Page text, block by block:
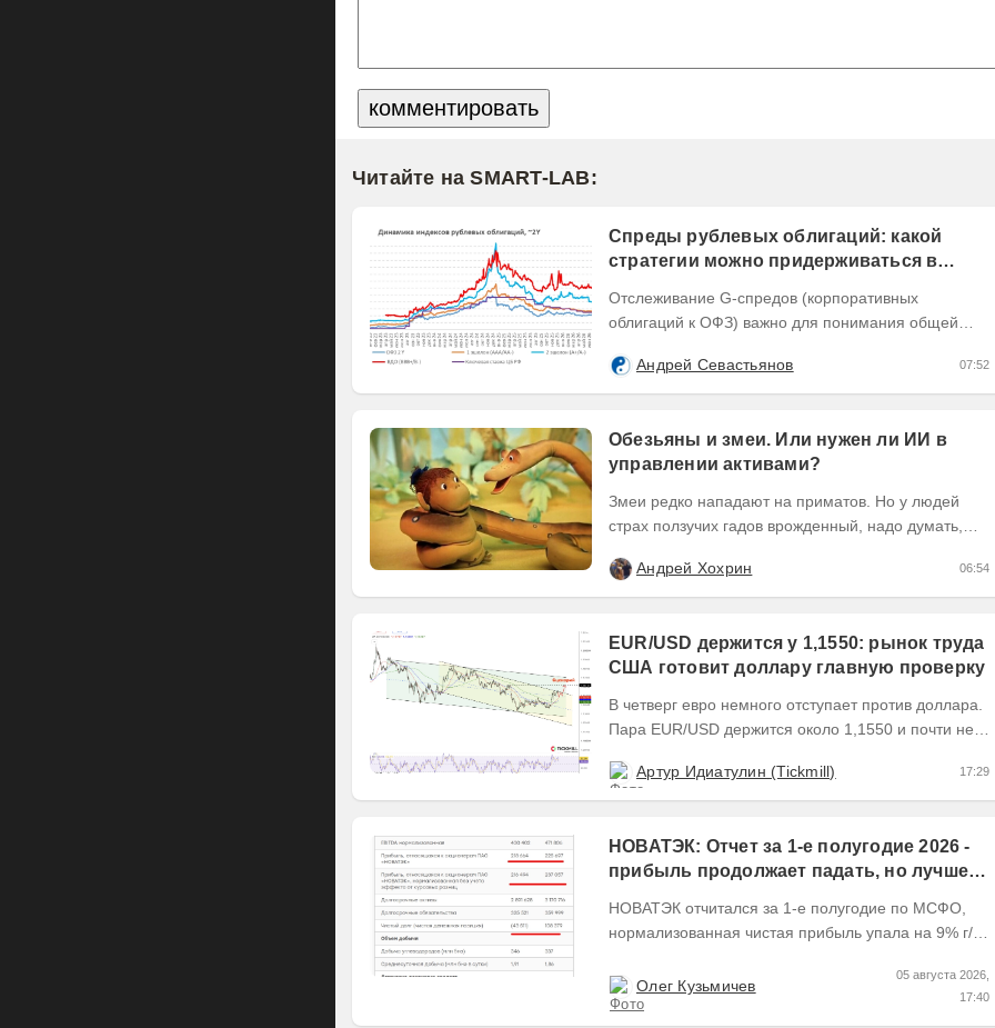
Читайте на SMART-LAB:
Спреды рублевых облигаций: какой
стратегии можно придерживаться в
Отслеживание G-спредов (корпоративных
облигаций к ОФЗ) важно для понимания общей
отражающей текущую...
Андрей Севастьянов 07:52
Обезьяны и змеи. Или нужен ли ИИ в
управлении активами?
Змеи редко нападают на приматов. Но у людей
страх ползучих гадов врожденный, надо думать,
Андрей Хохрин
06:54
EUR/USD держится у 1,1550: рынок труда
США готовит доллару главную проверку
В четверг евро немного отступает против доллара.
Пара EUR/USD держится около 1,1550 и почти не
Артур Идиатулин (Tickmill)
17:29
НОВАТЭК: Отчет за 1-е полугодие 2026 -
прибыль продолжает падать, но лучшее
НОВАТЭК отчитался за 1-е полугодие по МСФО,
нормализованная чистая прибыль упала на 9% г/г
Олег Кузьмичев
05 августа 2026,
17:40